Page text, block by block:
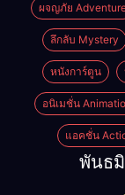
ผจญภัย
ลึกลับ Mystery
หนังการ์ตูน
อนิเมชั่น
แอคชั่น
พันธมิ